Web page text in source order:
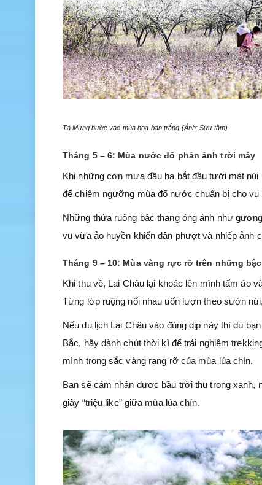
Tà Mung bước vào mùa hoa ban trắng (Ảnh: Sưu tầm)
Tháng 5 – 6: Mùa nước đổ phản ảnh trời mây
Khi những cơn mưa đầu hạ bắt đầu tưới mát
để chiêm ngưỡng mùa đổ nước chuẩn bị cho vụ
Những thửa ruộng bậc thang óng ánh như
vu vừa ảo huyền khiến dân phượt và nhiếp ảnh
Tháng 9 – 10: Mùa vàng rực rỡ trên những
Khi thu về, Lai Châu lại khoác lên mình tấm áo
Từng lớp ruộng nối nhau uốn lượn theo sườn
Nếu du lịch Lai Châu vào đúng dịp này thì dù
Bắc, hãy dành chút thời kì để trải nghiệm
mình trong sắc vàng rạng rỡ của mùa lúa chín.
Bạn sẽ cảm nhận được bầu trời thu trong xanh,
giây “triệu like” giữa mùa lúa chín.